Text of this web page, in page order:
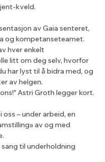
kveld.
av Gaia senteret,
og kompetanseteamet.
hver enkelt
litt om deg selv, hvorfor
har lyst til å bidra med, og
av helgen.
Astri Groth legger kort.
oss – under arbeid, en
av og med
til underholdning